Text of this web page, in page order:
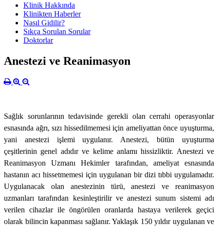
Klinik Hakkında
Klinikten Haberler
Nasıl Gidilir?
Sıkça Sorulan Sorular
Doktorlar
Anestezi ve Reanimasyon
Sağlık sorunlarının tedavisinde gerekli olan cerrahi operasyonlar
esnasında ağrı, sızı hissedilmemesi için ameliyattan önce uyuşturma,
yani anestezi işlemi uygulanır. Anestezi, bütün uyuşturma
çeşitlerinin genel adıdır ve kelime anlamı hissizliktir. Anestezi ve
Reanimasyon Uzmanı Hekimler tarafından, ameliyat esnasında
hastanın acı hissetmemesi için uygulanan bir dizi tıbbi uygulamadır.
Uygulanacak olan anestezinin türü, anestezi ve reanimasyon
uzmanları tarafından kesinleştirilir ve anestezi sunum sistemi adı
verilen cihazlar ile öngörülen oranlarda hastaya verilerek geçici
olarak bilincin kapanması sağlanır. Yaklaşık 150 yıldır uygulanan ve